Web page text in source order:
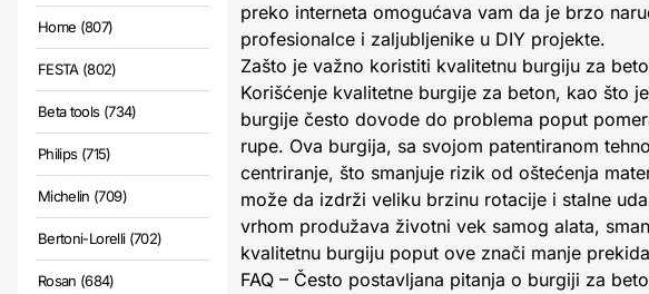
Home (807)
FESTA (802)
Beta tools (734)
Philips (715)
Michelin (709)
Bertoni-Lorelli (702)
Rosan (684)
preko interneta omogućava vam da je brzo
profesionalce i zaljubljenike u DIY projekte.
Zašto je važno koristiti kvalitetnu burgiju za
Korišćenje kvalitetne burgije za beton, kao što
burgije često dovode do problema poput
rupe. Ova burgija, sa svojom patentiranom
centriranje, što smanjuje rizik od oštećenja
može da izdrži veliku brzinu rotacije i stalne
vrhom produžava životni vek samog alata,
kvalitetnu burgiju poput ove znači manje
FAQ – Često postavljana pitanja o burgiji za